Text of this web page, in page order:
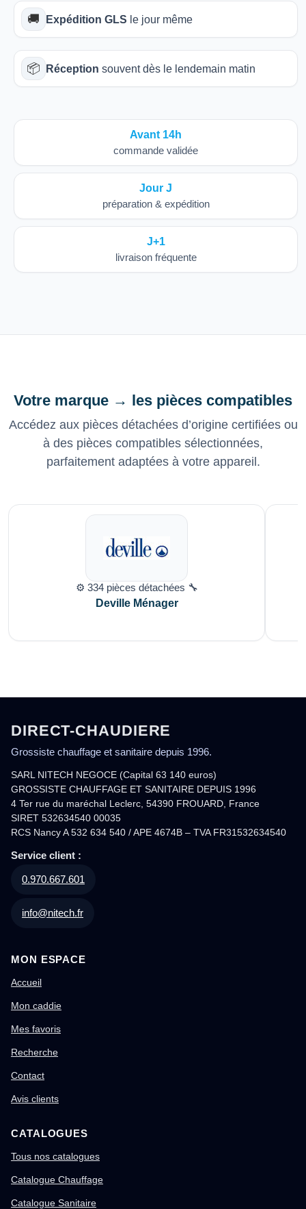
🚚 Expédition GLS le jour même
📦 Réception souvent dès le lendemain matin
Avant 14h
commande validée
Jour J
préparation & expédition
J+1
livraison fréquente
Votre marque → les pièces compatibles
Accédez aux pièces détachées d’origine certifiées ou
à des pièces compatibles sélectionnées,
parfaitement adaptées à votre appareil.
⚙️ 334 pièces détachées 🔧
Deville Ménager
DIRECT-CHAUDIERE
Grossiste chauffage et sanitaire depuis 1996.
SARL NITECH NEGOCE (Capital 63 140 euros)
GROSSISTE CHAUFFAGE ET SANITAIRE DEPUIS 1996
4 Ter rue du maréchal Leclerc, 54390 FROUARD, France
SIRET 532634540 00035
RCS Nancy A 532 634 540 / APE 4674B – TVA FR31532634540
Service client :
0.970.667.601
info@nitech.fr
MON ESPACE
Accueil
Mon caddie
Mes favoris
Recherche
Contact
Avis clients
CATALOGUES
Tous nos catalogues
Catalogue Chauffage
Catalogue Sanitaire